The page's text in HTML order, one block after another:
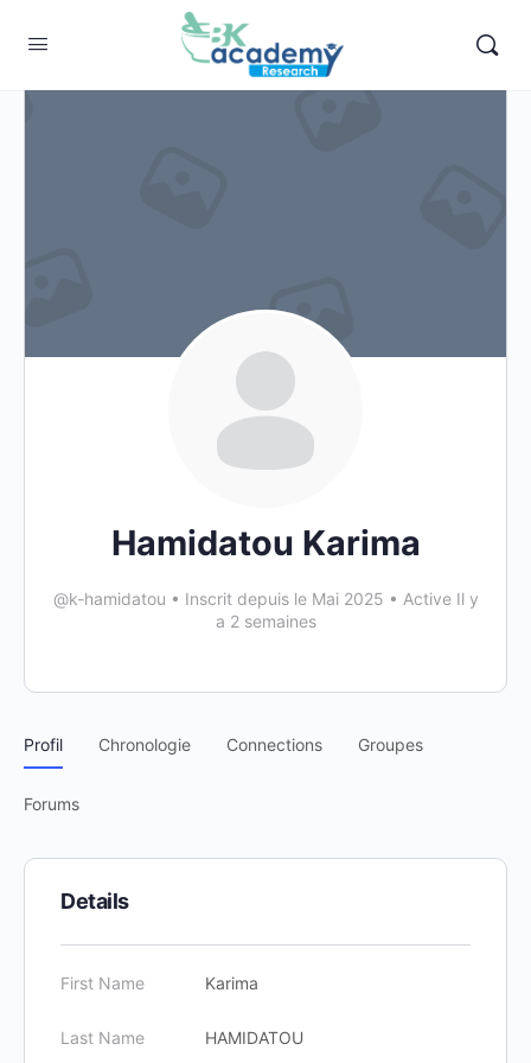
Hamidatou Karima
@k-hamidatou • Inscrit depuis le Mai 2025 • Active Il y
a 2 semaines
Profil Chronologie Connections Groupes
Forums
Details
First Name Karima
Last Name HAMIDATOU